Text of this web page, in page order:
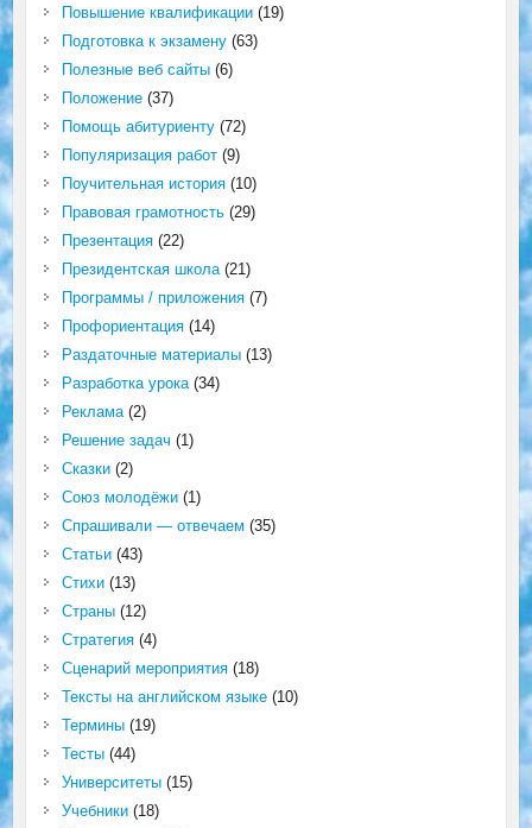
Повышение квалификации(19)
Подготовка к экзамену(63)
Полезные веб сайты(6)
Положение(37)
Помощь абитуриенту(72)
Популяризация работ(9)
Поучительная история(10)
Правовая грамотность(29)
Презентация(22)
Президентская школа(21)
Программы / приложения(7)
Профориентация(14)
Раздаточные материалы(13)
Разработка урока(34)
Реклама(2)
Решение задач (1)
Сказки(2)
Союз молодёжи(1)
Спрашивали — отвечаем (35)
Статьи(43)
Стихи(13)
Страны(12)
Стратегия(4)
Сценарий мероприятия(18)
Тексты на английском языке(10)
Термины(19)
Тесты(44)
Университеты(15)
Учебники(18)